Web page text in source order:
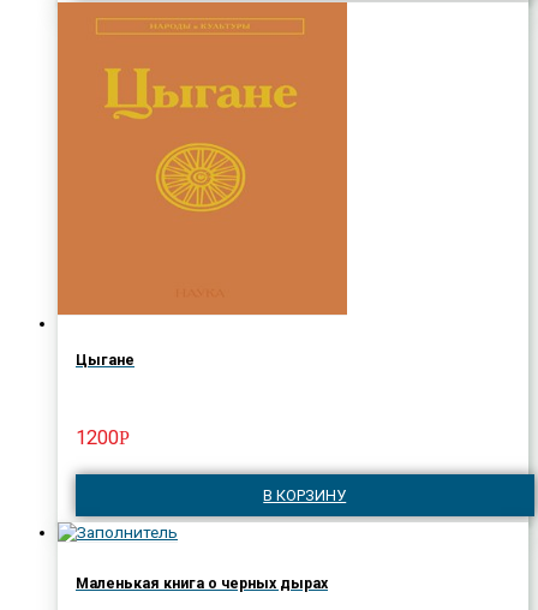
Цыгане
1200Р
В КОРЗИНУ
Маленькая книга о черных дырах